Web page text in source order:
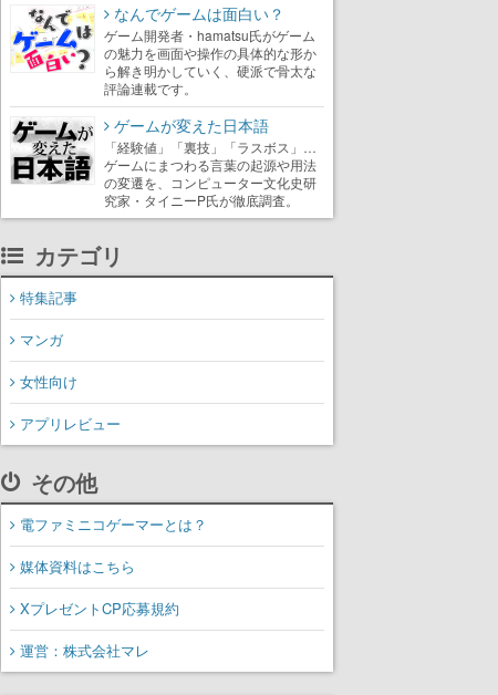
なんでゲームは面白い？
ゲーム開発者・hamatsu氏がゲーム
の魅力を画面や操作の具体的な形か
ら解き明かしていく、硬派で骨太な
評論連載です。
ゲームが変えた日本語
「経験値」「裏技」「ラスボス」…
ゲームにまつわる言葉の起源や用法
の変遷を、コンピューター文化史研
究家・タイニーP氏が徹底調査。
カテゴリ
特集記事
マンガ
女性向け
アプリレビュー
その他
電ファミニコゲーマーとは？
媒体資料はこちら
XプレゼントCP応募規約
運営：株式会社マレ